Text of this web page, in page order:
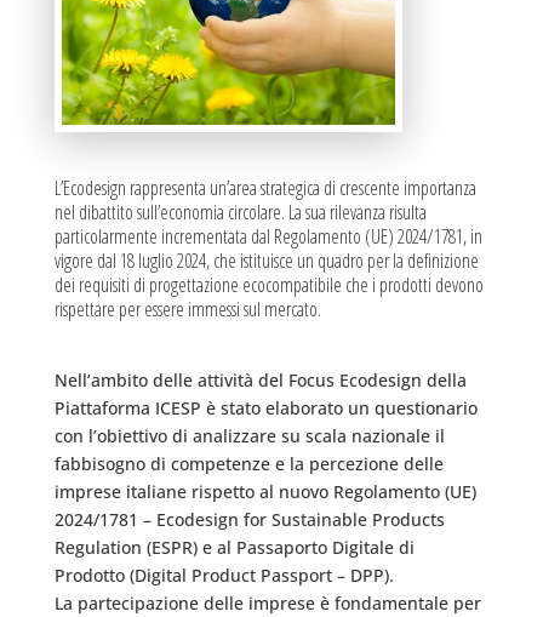
L’Ecodesign rappresenta un’area strategica di crescente importanza
nel dibattito sull’economia circolare. La sua rilevanza risulta
particolarmente incrementata dal Regolamento (UE) 2024/1781, in
vigore dal 18 luglio 2024, che istituisce un quadro per la definizione
dei requisiti di progettazione ecocompatibile che i prodotti devono
rispettare per essere immessi sul mercato.
Nell’ambito delle attività del Focus Ecodesign della
Piattaforma ICESP è stato elaborato un questionario
con l’obiettivo di analizzare su scala nazionale il
fabbisogno di competenze e la percezione delle
imprese italiane rispetto al nuovo Regolamento (UE)
2024/1781 – Ecodesign for Sustainable Products
Regulation (ESPR) e al Passaporto Digitale di
Prodotto (Digital Product Passport – DPP).
La partecipazione delle imprese è fondamentale per